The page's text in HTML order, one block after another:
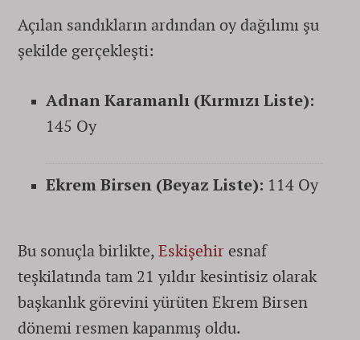
Açılan sandıkların ardından oy dağılımı şu
şekilde gerçekleşti:
Adnan Karamanlı (Kırmızı Liste):
145 Oy
Ekrem Birsen (Beyaz Liste): 114 Oy
Bu sonuçla birlikte,Eskişehir esnaf
teşkilatında tam 21 yıldır kesintisiz olarak
başkanlık görevini yürüten Ekrem Birsen
dönemi resmen kapanmış oldu.